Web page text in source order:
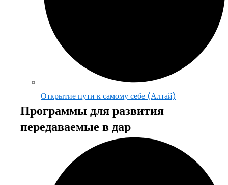
Открытие пути к самому себе (Алтай)
Программы для развития
передаваемые в дар